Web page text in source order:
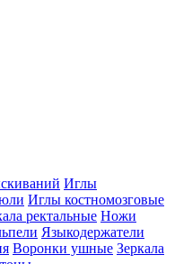
Иглы
Иглы костномозговые
ректальные Ножи
Языкодержатели
Воронки ушные Зеркала